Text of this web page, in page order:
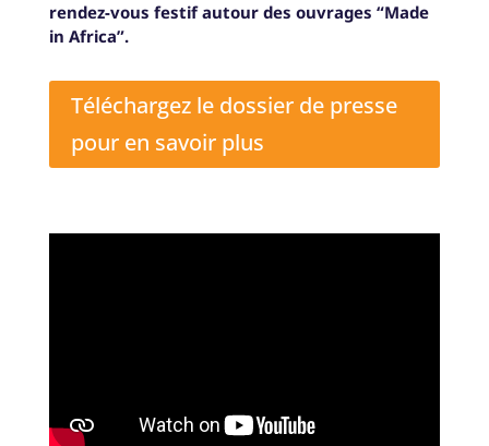
rendez-vous festif autour des ouvrages “Made
in Africa”.
Téléchargez le dossier de presse
pour en savoir plus